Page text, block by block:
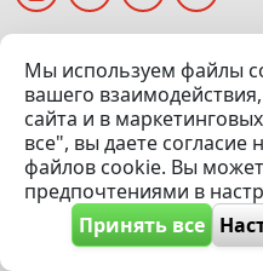
г. Минск, ТЦ «Паркинг» Ул.
(Офис: 5 этаж | Осмотр
Посмотреть на карте
Мы используем файлы
вашего
сайта и в
все", вы даете
файлов cookie. Вы
предпочтениями в
Принять все
Мы отвечаем в